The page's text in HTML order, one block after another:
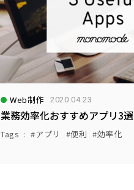
Web制作 2020.04.23
業務効率化おすすめアプリ3選
Tags アプリ 便利 効率化